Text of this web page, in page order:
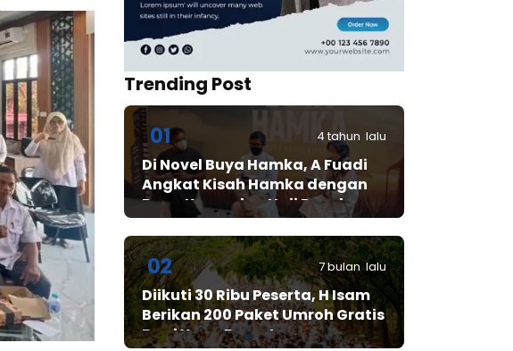
Trending Post
01 4 tahun lalu
Di Novel Buya Hamka, A Fuadi
Angkat Kisah Hamka dengan
Bung Karno dan Haji Rasul
02 7 bulan lalu
Diikuti 30 Ribu Peserta, H Isam
Berikan 200 Paket Umroh Gratis
Bagi Yang Beruntung